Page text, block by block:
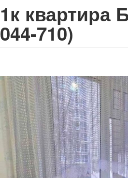
1к квартира
044-710)